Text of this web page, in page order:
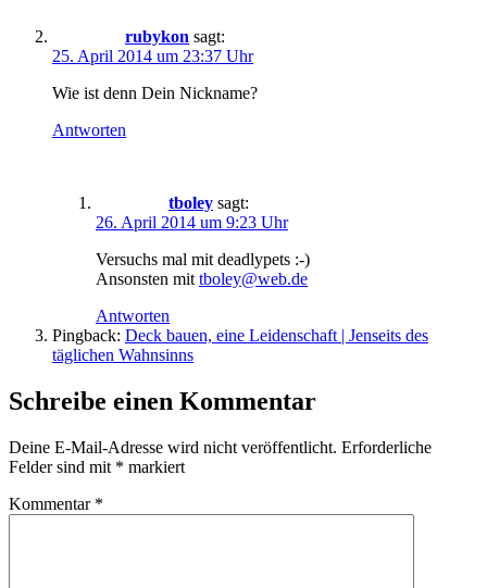
rubykon sagt:
25. April 2014 um 23:37 Uhr
Wie ist denn Dein Nickname?
Antworten
tboley sagt:
26. April 2014 um 9:23 Uhr
Versuchs mal mit deadlypets :-)
Ansonsten mit tboley@web.de
Antworten
Pingback: Deck bauen, eine Leidenschaft | Jenseits des
täglichen Wahnsinns
Schreibe einen Kommentar
Deine E-Mail-Adresse wird nicht veröffentlicht. Erforderliche
Felder sind mit * markiert
Kommentar *